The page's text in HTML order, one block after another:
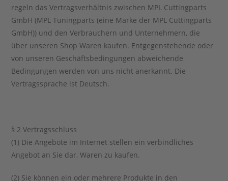
regeln das Vertragsverhältnis zwischen MPL Cuttingparts
GmbH (MPL Tuningparts (eine Marke der MPL Cuttingparts
GmbH)) und den Verbrauchern und Unternehmern, die
über unseren Shop Waren kaufen. Entgegenstehende oder
von unseren Geschäftsbedingungen abweichende
Bedingungen werden von uns nicht anerkannt. Die
Vertragssprache ist Deutsch.
§ 2 Vertragsschluss
(1) Die Angebote im Internet stellen ein verbindliches
Angebot an Sie dar, Waren zu kaufen.
(2) Sie können ein oder mehrere Produkte in den